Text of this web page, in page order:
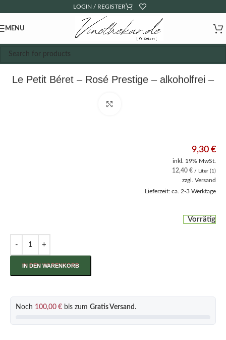
LOGIN / REGISTER
MENU
Le Petit Béret – Rosé Prestige – alkoholfrei –
Bio
9,30 €
inkl. 19% MwSt.
12,40 € / Liter (1)
zzgl. Versand
Lieferzeit: ca. 2-3 Werktage
Vorrätig
IN DEN WARENKORB
Noch 100,00 € bis zum Gratis Versand .